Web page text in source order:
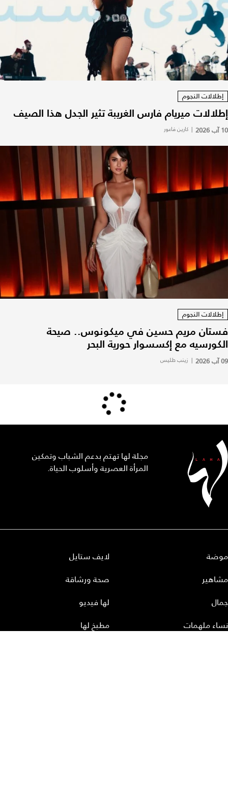
إطلالات النجوم
إطلالات ميريام فارس الغريبة تثير الجدل هذا الصيف
10 آب 2026 | كارين فاعور
إطلالات النجوم
فستان مريم حسين في ميكونوس.. صيحة
الكورسيه مع إكسسوار حورية البحر
09 آب 2026 | زينب طليس
مجلة لها تهتم بدعم الشباب وتمكين
المرأة العصرية وأسلوب الحياة.
موضة
مشاهير
جمال
نساء ملهمات
لايف ستايل
صحة ورشاقة
لها فيديو
مطبخ لها